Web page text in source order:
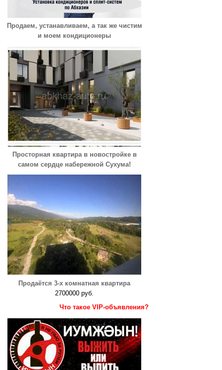
Продаем, устанавливаем, а так же чистим
и моем кондиционеры
Просторная квартира в новостройке в
самом сердце набережной Сухума!
Продаётся 3-х комнатная квартира
2700000 руб.
Что такое VIP-объявления?